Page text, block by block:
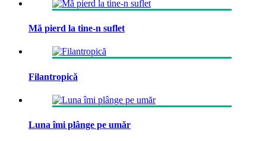
Mă pierd la tine-n suflet
Filantropică
Luna îmi plânge pe umăr